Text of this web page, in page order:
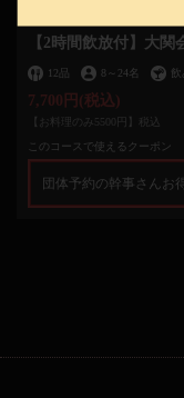
【2時間飲放付】大
12品 8 ～ 24名 飲
7,700円 (税込)
【お料理のみ5500円】税込
このコースで使えるクーポン
団体予約の幹事さんお